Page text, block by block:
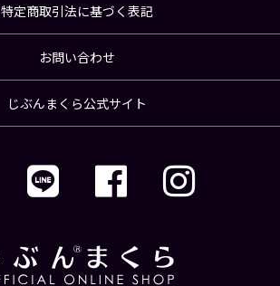
特定商取引法に基づく表記
お問い合わせ
じぶんまくら公式サイト